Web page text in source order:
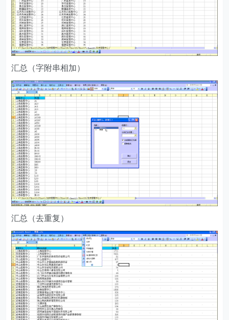
汇总（字附串相加）
汇总（去重复）